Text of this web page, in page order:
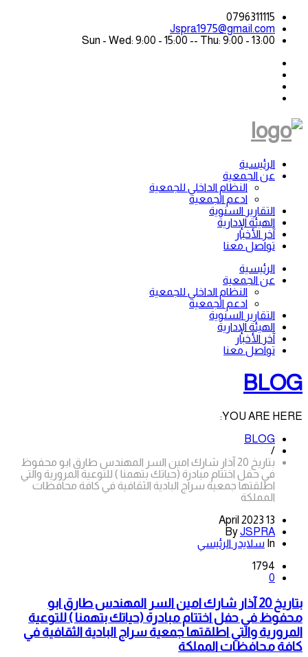
0796311115
Jspra1975@gmail.com
Sun - Wed: 9:00 - 15:00 -- Thu: 9:00 - 13:00
الرئيسية
عن الجمعية
النظام الداخلي للجمعية
ادعم الجمعية
التقارير السنوية
الهيئة الإدارية
آخر الأخبار
تواصل معنا
الرئيسية
عن الجمعية
النظام الداخلي للجمعية
ادعم الجمعية
التقارير السنوية
الهيئة الإدارية
آخر الأخبار
تواصل معنا
BLOG
YOU ARE HERE:
BLOG
/
بتاريخ 20 آذار شارك امين السر المهندس طارق ابو محفوظ
في حفل اختتام مبادرة (حياتك بتهمنا ) للتوعية المرورية والتي
اطلقتها جمعية سراج البادية الثقافية في كافة محافظات
المملكة
13 April 2023
ByJSPRA
In سلايدر الرئيسي
1794
0
بتاريخ 20 آذار شارك امين السر المهندس طارق ابو
محفوظ في حفل اختتام مبادرة (حياتك بتهمنا ) للتوعية
المرورية والتي اطلقتها جمعية سراج البادية الثقافية في
كافة محافظات المملكة